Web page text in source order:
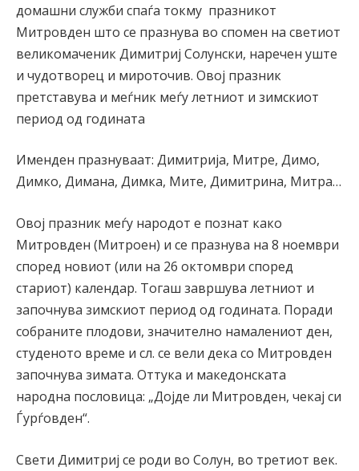
домашни служби спаѓа токму празникот
Митровден што се празнува во спомен на светиот
великомаченик Димитриј Солунски, наречен уште
и чудотворец и мироточив. Овој празник
претставува и меѓник меѓу летниот и зимскиот
период од годината
Именден празнуваат: Димитрија, Митре, Димо,
Димко, Димана, Димка, Мите, Димитрина, Митра…
Овој празник меѓу народот е познат како
Митровден (Митроен) и се празнува на 8 ноември
според новиот (или на 26 октомври според
стариот) календар. Тогаш завршува летниот и
започнува зимскиот период од годината. Поради
собраните плодови, значително намалениот ден,
студеното време и сл. се вели дека со Митровден
започнува зимата. Оттука и македонската
народна пословица: „Дојде ли Митровден, чекај си
Ѓурѓовден“.
Свети Димитриј се роди во Солун, во третиот век.